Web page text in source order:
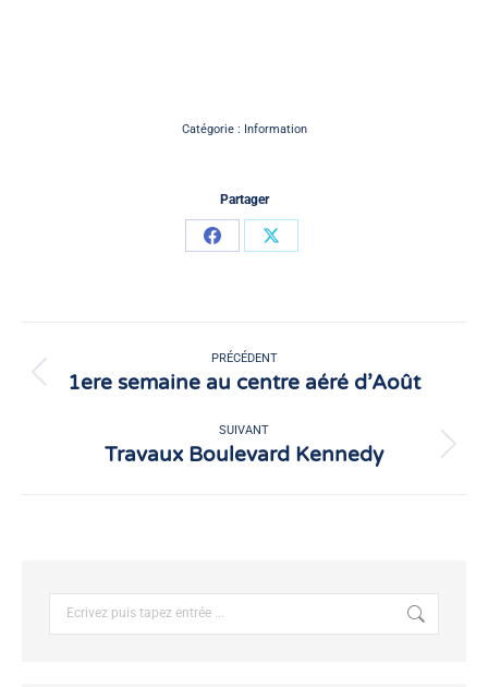
Catégorie : Information
Partager
PartagerPartager
article
PRÉCÉDENT
Article
1ere semaine au centre aéré d’Août
SUIVANT
Article
Travaux Boulevard Kennedy